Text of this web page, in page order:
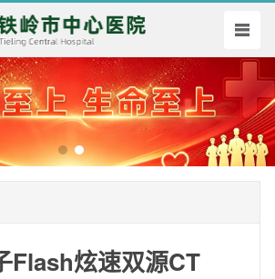
Flash炫速双源CT